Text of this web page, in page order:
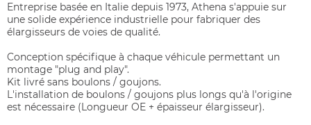
Entreprise basée en Italie depuis 1973, Athena s'appuie sur
une solide expérience industrielle pour fabriquer des
élargisseurs de voies de qualité.
Conception spécifique à chaque véhicule permettant un
montage "plug and play".
Kit livré sans boulons / goujons.
L'installation de boulons / goujons plus longs qu'à l'origine
est nécessaire (Longueur OE + épaisseur élargisseur).